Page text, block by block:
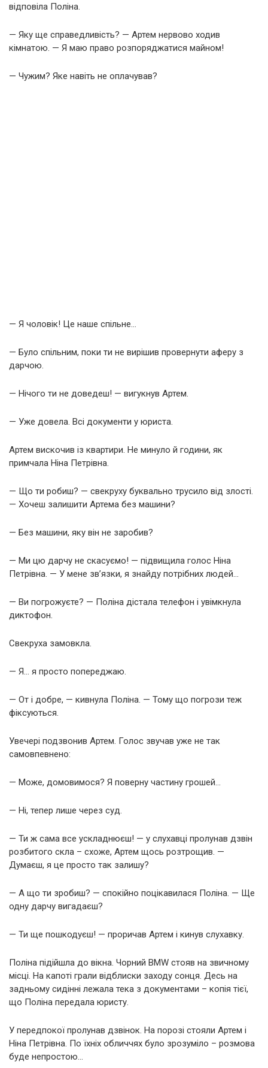
відповіла Поліна.
— Яку ще справедливість? — Артем нервово ходив
кімнатою. — Я маю право розпоряджатися майном!
— Чужим? Яке навіть не оплачував?
— Я чоловік! Це наше спільне…
— Було спільним, поки ти не вирішив провернути аферу з
дарчою.
— Нічого ти не доведеш! — вигукнув Артем.
— Уже довела. Всі документи у юриста.
Артем вискочив із квартири. Не минуло й години, як
примчала Ніна Петрівна.
— Що ти робиш? — свекруху буквально трусило від злості.
— Хочеш залишити Артема без машини?
— Без машини, яку він не заробив?
— Ми цю дарчу не скасуємо! — підвищила голос Ніна
Петрівна. — У мене зв’язки, я знайду потрібних людей…
— Ви погрожуєте? — Поліна дістала телефон і увімкнула
диктофон.
Свекруха замовкла.
— Я… я просто попереджаю.
— От і добре, — кивнула Поліна. — Тому що погрози теж
фіксуються.
Увечері подзвонив Артем. Голос звучав уже не так
самовпевнено:
— Може, домовимося? Я поверну частину грошей…
— Ні, тепер лише через суд.
— Ти ж сама все ускладнюєш! — у слухавці пролунав дзвін
розбитого скла – схоже, Артем щось розтрощив. —
Думаєш, я це просто так залишу?
— А що ти зробиш? — спокійно поцікавилася Поліна. — Ще
одну дарчу вигадаєш?
— Ти ще пошкодуєш! — проричав Артем і кинув слухавку.
Поліна підійшла до вікна. Чорний BMW стояв на звичному
місці. На капоті грали відблиски заходу сонця. Десь на
задньому сидінні лежала тека з документами – копія тієї,
що Поліна передала юристу.
У передпокої пролунав дзвінок. На порозі стояли Артем і
Ніна Петрівна. По їхніх обличчях було зрозуміло – розмова
буде непростою…